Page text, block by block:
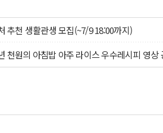
추천 생활관생 모집(~7/9 18:00까지)
천원의 아침밥 아주 라이스 우수레시피 영상